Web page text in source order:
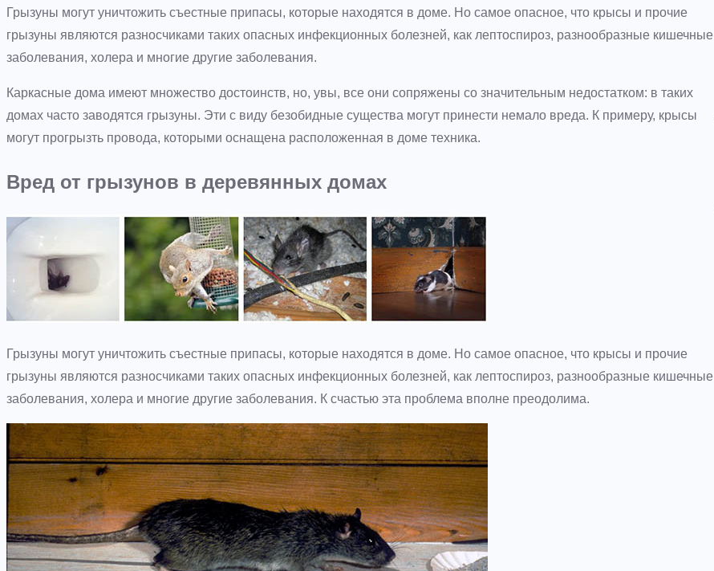
Грызуны могут уничтожить съестные припасы, которые находятся в доме. Но самое опасное, что крысы и прочие
грызуны являются разносчиками таких опасных инфекционных болезней, как лептоспироз, разнообразные кишечные
заболевания, холера и многие другие заболевания.
Каркасные дома имеют множество достоинств, но, увы, все они сопряжены со значительным недостатком: в таких
домах часто заводятся грызуны. Эти с виду безобидные существа могут принести немало вреда. К примеру, крысы
могут прогрызть провода, которыми оснащена расположенная в доме техника.
Вред от грызунов в деревянных домах
Грызуны могут уничтожить съестные припасы, которые находятся в доме. Но самое опасное, что крысы и прочие
грызуны являются разносчиками таких опасных инфекционных болезней, как лептоспироз, разнообразные кишечные
заболевания, холера и многие другие заболевания. К счастью эта проблема вполне преодолима.